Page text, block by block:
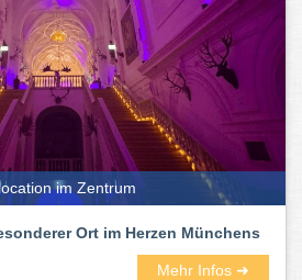
im Zentrum
Ort im Herzen Münchens
Mehr Infos ➜